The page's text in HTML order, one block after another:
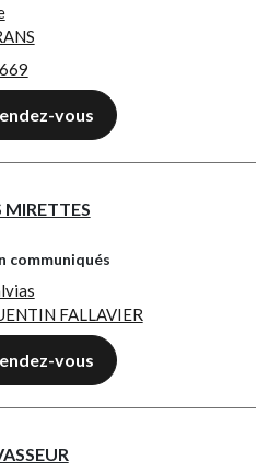
vous
MIRETTES
communiqués
FALLAVIER
vous